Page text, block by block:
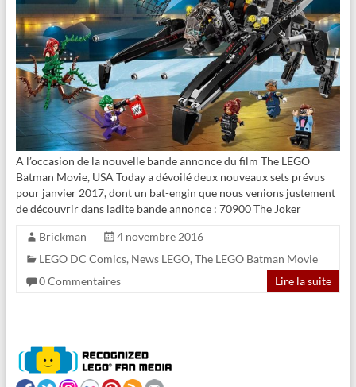
A l’occasion de la nouvelle bande annonce du film The LEGO
Batman Movie, USA Today a dévoilé deux nouveaux sets prévus
pour janvier 2017, dont un bat-engin que nous venions justement
de découvrir dans ladite bande annonce : 70900 The Joker
Brickman
4 novembre 2016
LEGO DC Comics, News LEGO, The LEGO Batman Movie
0 Commentaires
Lire la suite